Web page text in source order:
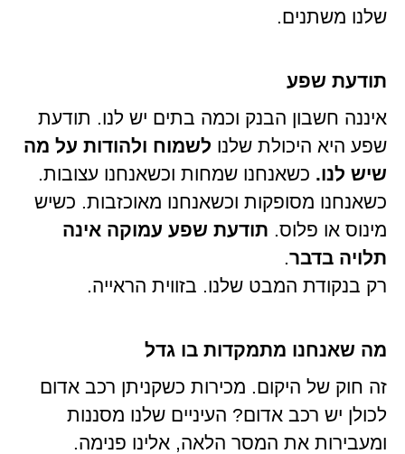
שלנו משתנים.
תודעת שפע
איננה חשבון הבנק וכמה בתים יש לנו. תודעת
שפע היא היכולת שלנו לשמוח ולהודות על מה
שיש לנו. כשאנחנו שמחות וכשאנחנו עצובות.
כשאנחנו מסופקות וכשאנחנו מאוכזבות. כשיש
מינוס או פלוס. תודעת שפע עמוקה אינה
תלויה בדבר.
רק בנקודת המבט שלנו. בזווית הראייה.
מה שאנחנו מתמקדות בו גדל
זה חוק של היקום. מכירות כשקניתן רכב אדום
לכולן יש רכב אדום? העיניים שלנו מסננות
ומעבירות את המסר הלאה, אלינו פנימה.